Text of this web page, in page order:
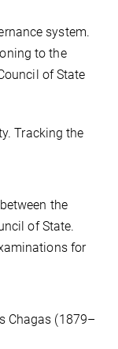
system.
to the
of State
Tracking the
the
of State.
for
(1879–